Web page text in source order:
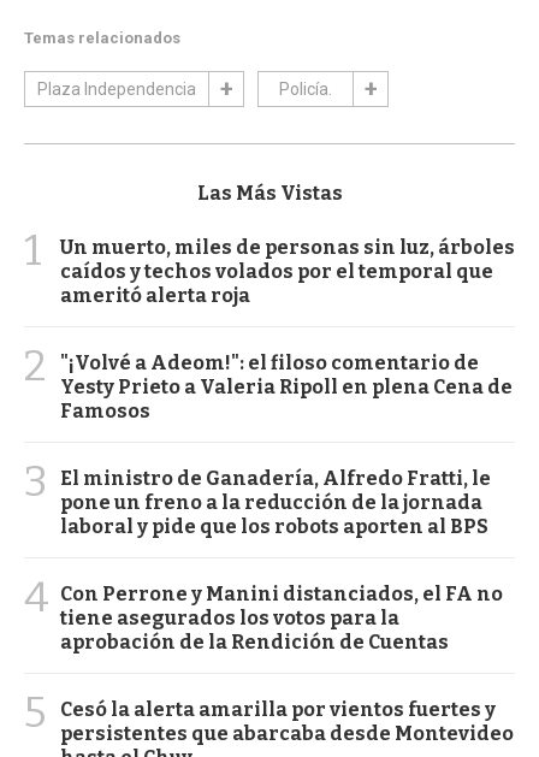
Temas relacionados
Plaza Independencia Policía.
Las Más Vistas
1
Un muerto, miles de personas sin luz, árboles
caídos y techos volados por el temporal que
ameritó alerta roja
2
"¡Volvé a Adeom!": el filoso comentario de
Yesty Prieto a Valeria Ripoll en plena Cena de
Famosos
3
El ministro de Ganadería, Alfredo Fratti, le
pone un freno a la reducción de la jornada
laboral y pide que los robots aporten al BPS
4 Con Perrone y Manini distanciados, el FA no
tiene asegurados los votos para la
aprobación de la Rendición de Cuentas
5
Cesó la alerta amarilla por vientos fuertes y
persistentes que abarcaba desde Montevideo